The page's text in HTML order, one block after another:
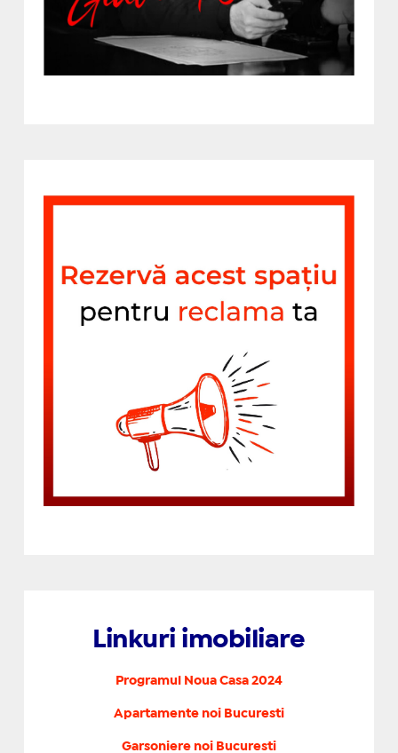
Linkuri imobiliare
Programul Noua Casa 2024
Apartamente noi Bucuresti
Garsoniere noi Bucuresti